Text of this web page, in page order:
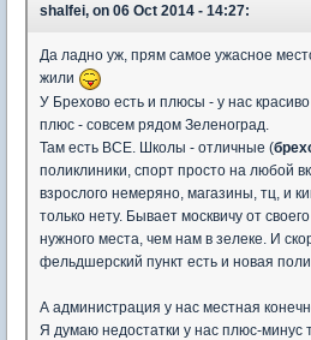
shalfei, on 06 Oct 2014 - 14:27:
Да ладно уж, прям самое ужасное
жили
У Брехово есть и плюсы - у нас
плюс - совсем рядом Зеленоград.
Там есть ВСЕ. Школы - отличные (
поликлиники, спорт просто на любой
взрослого немеряно, магазины, тц, и
только нету. Бывает москвичу от
нужного места, чем нам в зелеке. И
фельдшерский пункт есть и новая
А администрация у нас местная
Я думаю недостатки у нас плюс-минус